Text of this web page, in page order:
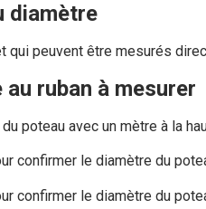
diamètre
qui peuvent être mesurés
ruban à mesurer
poteau avec un mètre à la